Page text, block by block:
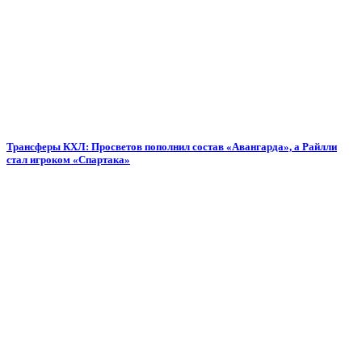
Трансферы КХЛ: Просветов пополнил состав «Авангарда», а Райлли
стал игроком «Спартака»